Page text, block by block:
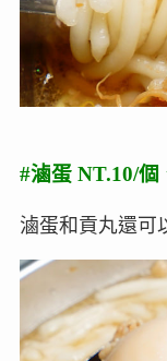
#滷蛋 NT.10/個
滷蛋和貢丸還可